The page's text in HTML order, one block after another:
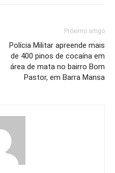
Próximo artigo
Polícia Militar apreende mais
de 400 pinos de cocaína em
área de mata no bairro Bom
Pastor, em Barra Mansa